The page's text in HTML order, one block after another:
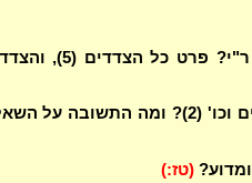
ומודה ר' יהושע באומר לחבירו, למי מודה ר"י? פרט כל
על מה מקשה הגמ' וליחוש דלמא מפקא עדים וכו' (2)? ומה התשובה
(טז:)